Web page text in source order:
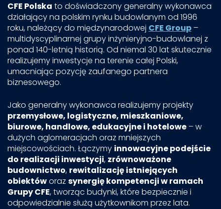
CFE Polska to doświadczony generalny wykonawca
działający na polskim rynku budowlanym od 1996
roku, należący do międzynarodowej CFE Group –
multidyscyplinarnej grupy inżynieryjno-budowlanej z
ponad 140-letnią historią. Od niemal 30 lat skutecznie
realizujemy inwestycje na terenie całej Polski,
umacniając pozycję zaufanego partnera
biznesowego.
Jako generalny wykonawca realizujemy projekty
przemysłowe, logistyczne, mieszkaniowe,
biurowe, handlowe, edukacyjne i hotelowe – w
dużych aglomeracjach oraz mniejszych
miejscowościach. Łączymy innowacyjne podejście
do realizacji inwestycji, zrównoważone
budownictwo, rewitalizację istniejących
obiektóworaz synergię kompetencji w ramach
Grupy CFE, tworząc budynki, które bezpiecznie i
odpowiedzialnie służą użytkownikom przez lata.